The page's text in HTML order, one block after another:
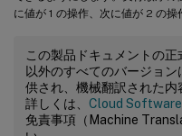
に値が 1 の操作、次に値が 2 の操
この製品ドキュメントの
以外のすべてのバージョ
供され、機械翻訳された内
詳しくは、 Cloud Software
免責事項（Machine